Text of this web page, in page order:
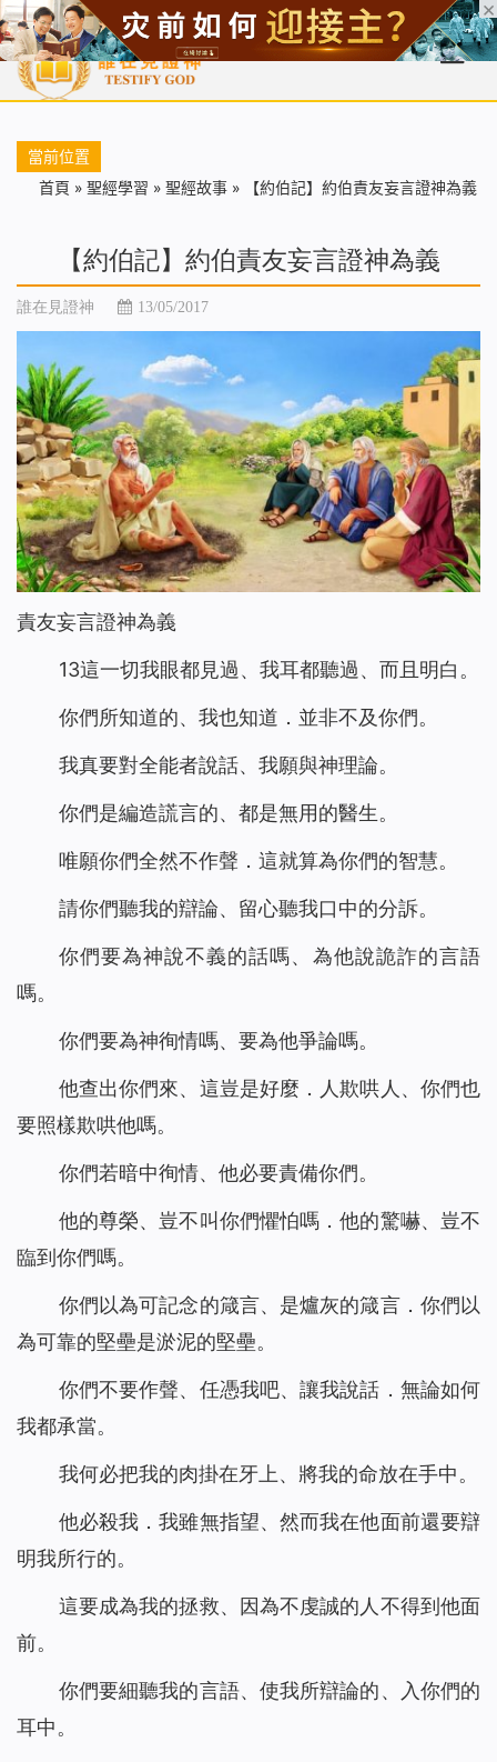
首頁 每日靈糧 天國福音 基督徒見證 信仰解答 聖經
當前位置
首頁 » 聖經學習 » 聖經故事 » 【約伯記】約伯責友妄言證神為義
【約伯記】約伯責友妄言證神為義
誰在見證神 13/05/2017
責友妄言證神為義
13這一切我眼都見過、我耳都聽過、而且明白。
你們所知道的、我也知道．並非不及你們。
我真要對全能者說話、我願與神理論。
你們是編造謊言的、都是無用的醫生。
唯願你們全然不作聲．這就算為你們的智慧。
請你們聽我的辯論、留心聽我口中的分訴。
你們要為神說不義的話嗎、為他說詭詐的言語
嗎。
你們要為神徇情嗎、要為他爭論嗎。
他查出你們來、這豈是好麼．人欺哄人、你們也
要照樣欺哄他嗎。
你們若暗中徇情、他必要責備你們。
他的尊榮、豈不叫你們懼怕嗎．他的驚嚇、豈不
臨到你們嗎。
你們以為可記念的箴言、是爐灰的箴言．你們以
為可靠的堅壘是淤泥的堅壘。
你們不要作聲、任憑我吧、讓我說話．無論如何
我都承當。
我何必把我的肉掛在牙上、將我的命放在手中。
他必殺我．我雖無指望、然而我在他面前還要辯
明我所行的。
這要成為我的拯救、因為不虔誠的人不得到他面
前。
你們要細聽我的言語、使我所辯論的、入你們的
耳中。